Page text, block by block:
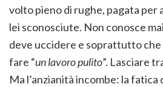
volto pieno di rughe, pagata per
lei sconosciute. Non conosce
deve uccidere e soprattutto che
fare “un lavoro pulito”. Lasciare
Ma l’anzianità incombe: la fatica